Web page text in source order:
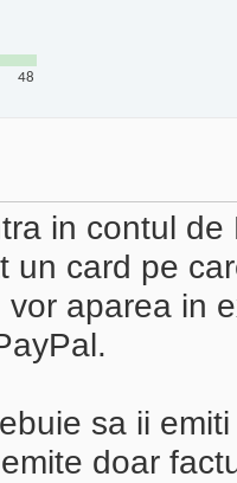
48
in contul
un card pe
vor aparea in
sa ii
doar